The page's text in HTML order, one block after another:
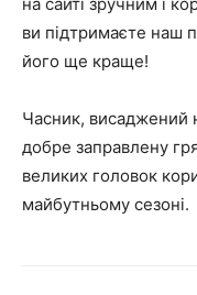
на сайті зручним і
ви підтримаєте наш
його ще краще!
Часник, висаджений
добре заправлену
великих головок
майбутньому сезоні.